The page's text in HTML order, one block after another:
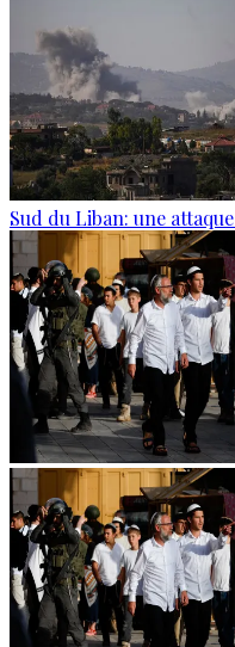
Sud du Liban: une